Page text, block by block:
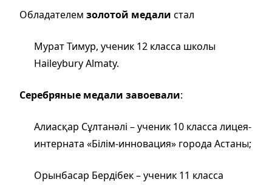
Обладателем золотой медали стал
Мурат Тимур, ученик 12 класса школы
Haileybury Almaty.
Серебряные медали завоевали:
Алиасқар Сұлтанәлі – ученик 10 класса лицея-
интерната «Білім-инновация» города Астаны;
Орынбасар Бердібек – ученик 11 класса